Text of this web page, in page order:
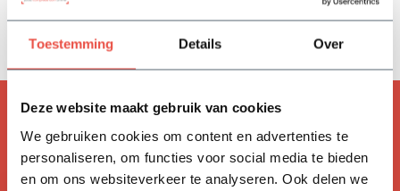
Toestemming Details Over
Deze website maakt gebruik van cookies
We gebruiken cookies om content en advertenties te
personaliseren, om functies voor social media te bieden
en om ons websiteverkeer te analyseren. Ook delen we
Delen
ACCESSOIRES
Handig om mee te bestellen